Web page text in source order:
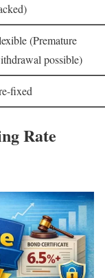
(Premature
possible)
fixed
Rate